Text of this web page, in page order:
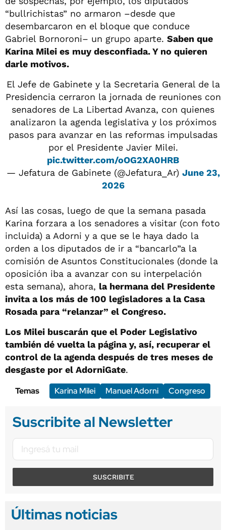
“bullrichistas” no armaron –desde que
desembarcaron en el bloque que conduce
Gabriel Bornoroni– un grupo aparte. Saben que
Karina Milei es muy desconfiada. Y no quieren
darle motivos.
El Jefe de Gabinete y la Secretaria General de la
Presidencia cerraron la jornada de reuniones con
senadores de La Libertad Avanza, con quienes
analizaron la agenda legislativa y los próximos
pasos para avanzar en las reformas impulsadas
por el Presidente Javier Milei.
pic.twitter.com/oOG2XA0HRB
— Jefatura de Gabinete (@Jefatura_Ar) June 23,
2026
Así las cosas, luego de que la semana pasada
Karina forzara a los senadores a visitar (con foto
incluida) a Adorni y a que se le haya dado la
orden a los diputados de ir a “bancarlo”a la
comisión de Asuntos Constitucionales (donde la
oposición iba a avanzar con su interpelación
esta semana), ahora, la hermana del Presidente
invita a los más de 100 legisladores a la Casa
Rosada para “relanzar” el Congreso.
Los Milei buscarán que el Poder Legislativo
también dé vuelta la página y, así, recuperar el
control de la agenda después de tres meses de
desgaste por el AdorniGate.
Temas
Karina Milei Manuel Adorni Congreso
Suscribite al Newsletter
SUSCRIBITE
Últimas noticias